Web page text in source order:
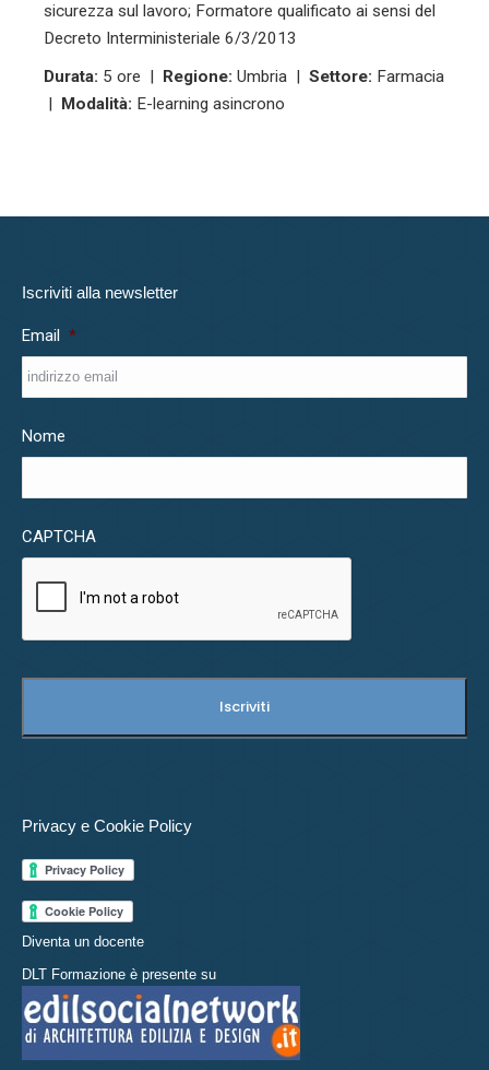
sicurezza sul lavoro; Formatore qualificato ai sensi del
Decreto Interministeriale 6/3/2013
Durata: 5 ore | Regione: Umbria | Settore: Farmacia
| Modalità: E-learning asincrono
Iscriviti alla newsletter
Email *
Nome
CAPTCHA
Privacy e Cookie Policy
Diventa un docente
DLT Formazione è presente su